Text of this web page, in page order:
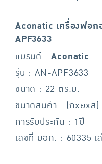
Aconatic เครื่องฟอ
APF3633
แบรนด์ :Aconatic
รุ่น : AN-APF3633
ขนาด : 22 ตร.ม.
ขนาดสินค้า : (กxยxส
การรับประกัน : 1ปี
เลขที่ มอก. : 60335 เ